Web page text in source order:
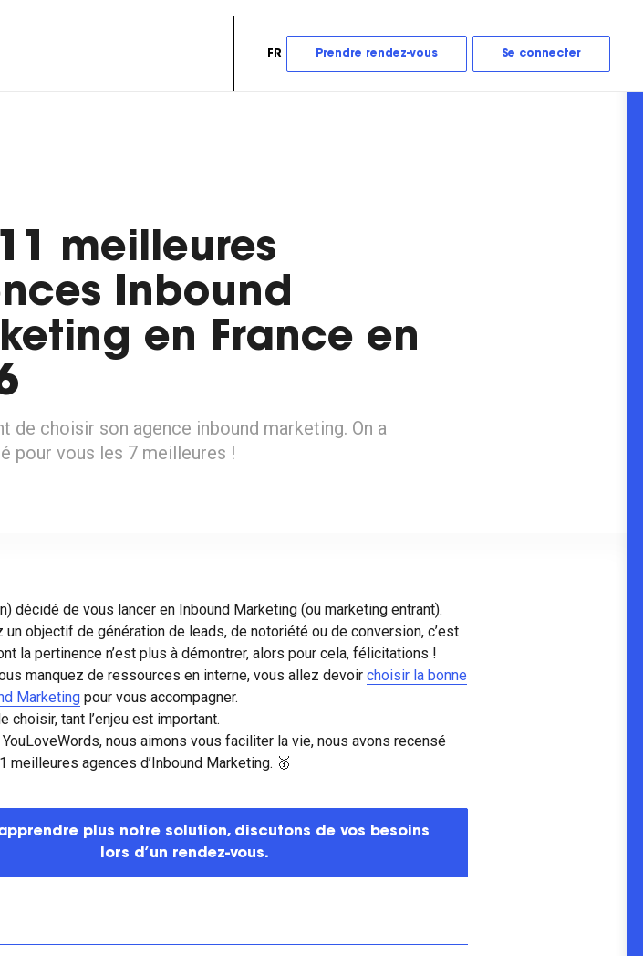
LoveLetter
Notre newsletter qui vous informe
sur toutes les actualités Content.
FR Prendre rendez-vous Se connecter
meilleures
Inbound
en France en
de choisir son agence inbound marketing. On a
pour vous les 7 meilleures !
décidé de vous lancer en Inbound Marketing (ou marketing entrant).
un objectif de génération de leads, de notoriété ou de conversion, c’est
la pertinence n’est plus à démontrer, alors pour cela, félicitations !
manquez de ressources en interne, vous allez devoir choisir la bonne
Marketing pour vous accompagner.
choisir, tant l’enjeu est important.
nous aimons vous faciliter la vie, nous avons recensé
meilleures agences d’Inbound Marketing. 🥇
plus notre solution, discutons de vos besoins
lors d’un rendez-vous.